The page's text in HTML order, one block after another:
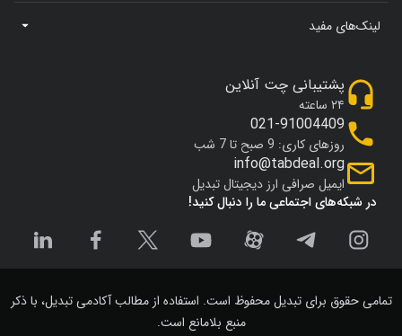
لینک‌های مفید
در شبکه‌های اجتماعی ما را دنبال کنید!
پشتیبانی چت آنلاین
۲۴ ساعته
021-91004409
روزهای کاری: 9 صبح تا 7 شب
info@tabdeal.org
ایمیل صرافی ارز دیجیتال تبدیل
تمامی حقوق برای تبدیل محفوظ است. استفاده از مطالب آکادمی تبدیل، با ذکر
منبع بلامانع است.